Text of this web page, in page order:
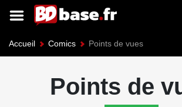
Accueil Comics Points de vues
Points de